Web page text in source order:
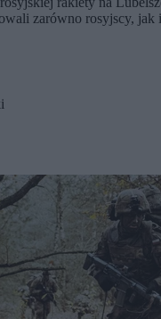
zarówno rosyjscy, jak